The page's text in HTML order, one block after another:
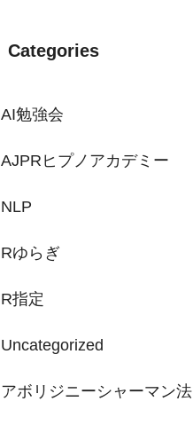
Categories
AI勉強会
AJPRヒプノアカデミー
NLP
Rゆらぎ
R指定
Uncategorized
アボリジニーシャーマン法